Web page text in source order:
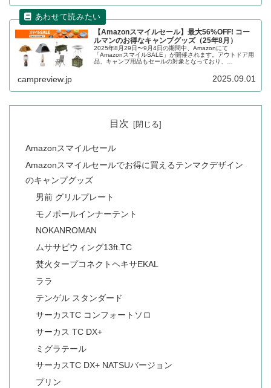
【Amazonスマイルセール】最大56%OFF! コー
ルマンのお得なキャンプグッズ（25年8月）
2025年8月29日〜9月4日の期間中、Amazonにて
「AmazonスマイルSALE」が開催されます。アウトドア用
品、キャンプ用品もセールの対象となっており、
campreview.jp 2025.09.01
目次
Amazonスマイルセール
Amazonスマイルセールでお得に買えるテンマクデザイン
のキャンプグッズ
男前 グリルプレート
モノポールインナーテント
NOKANROMAN
ムササビウィング13ft.TC
焚火タープコネクトヘキサEKAL
ララ
テンゲル スタンダード
サーカスTC コンフォートソロ
サーカス TC DX+
ミグラテール
サーカスTC DX+ NATSUバージョン
プリン